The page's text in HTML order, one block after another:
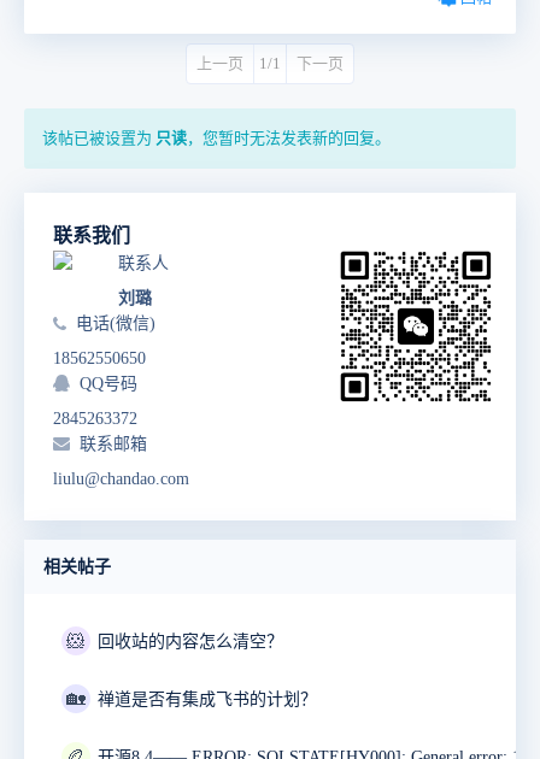
上一页 1/1 下一页
该帖已被设置为 只读，您暂时无法发表新的回复。
联系我们
联系人
刘璐
电话(微信)
18562550650
QQ号码
2845263372
联系邮箱
liulu@chandao.com
相关帖子
🐹 回收站的内容怎么清空？
🏡 禅道是否有集成飞书的计划？